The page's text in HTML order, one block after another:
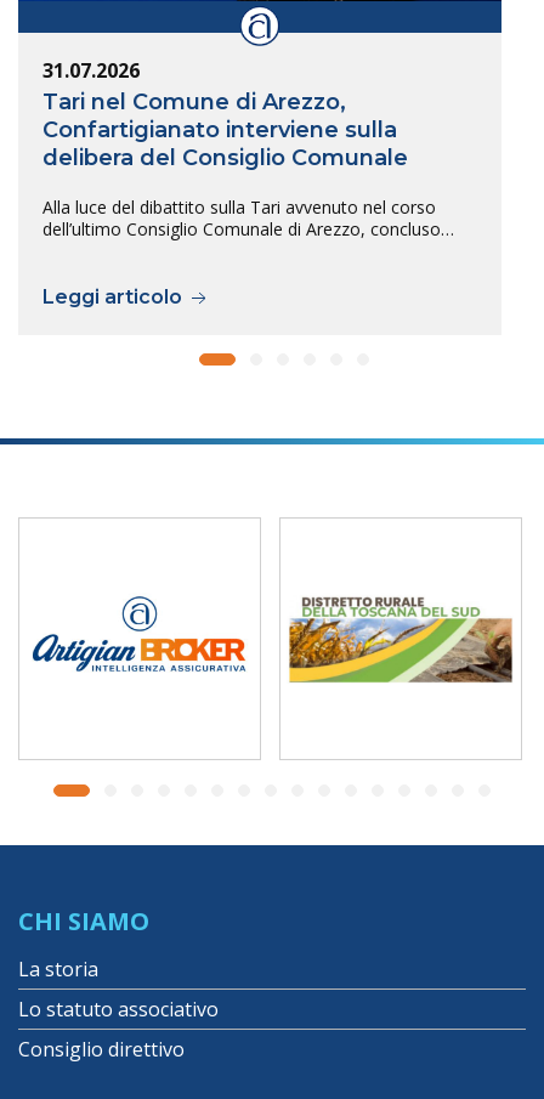
31.07.2026
Tari nel Comune di Arezzo,
Confartigianato interviene sulla
delibera del Consiglio Comunale
Alla luce del dibattito sulla Tari avvenuto nel corso
dell’ultimo Consiglio Comunale di Arezzo, concluso…
Leggi articolo
CHI SIAMO
La storia
Lo statuto associativo
Consiglio direttivo